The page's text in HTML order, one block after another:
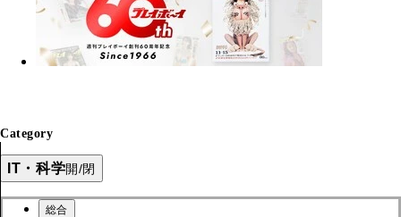
Category
IT・科学開/閉
総合